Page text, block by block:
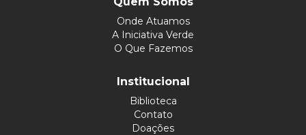
Onde Atuamos
A Iniciativa Verde
O Que Fazemos
Institucional
Biblioteca
Contato
Doações